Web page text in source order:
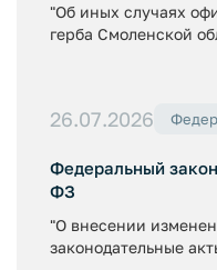
"Об иных случаях
герба Смоленской
26.07.2026
Федеральный
ФЗ
"О внесении
законодательные